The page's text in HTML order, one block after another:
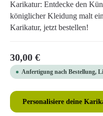
Karikatur: Entdecke den
königlicher Kleidung malt
Karikatur, jetzt bestellen!
Regulärer Preis:
30,00 €
Anfertigung nach Bestellung,
Personalisiere deine